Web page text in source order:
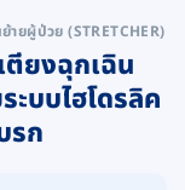
ายผู้ป่วย (STRETCHER)
ตียงฉุกเฉิน
บบไฮโดรลิค
รก